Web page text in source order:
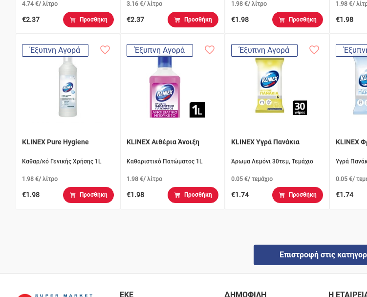
4.74 €/ λίτρο
€2.37 Προσθήκη
3.16 €/ λίτρο
€2.37 Προσθήκη
1.98 €/ λίτρο
€1.98 Προσθήκη
1.98 €/
€1.98
Έξυπνη Αγορά
KLINEX Pure Hygiene
Καθαρ/κό Γενικής Χρήσης 1L
1.98 €/ λίτρο
€1.98 Προσθήκη
Έξυπνη Αγορά
KLINEX Αιθέρια Άνοιξη
Καθαριστικό Πατώματος 1L
1.98 €/ λίτρο
€1.98 Προσθήκη
Έξυπνη Αγορά
KLINEX Υγρά Πανάκια
Άρωμα Λεμόνι 30τεμ, Τεμάχιο
0.05 €/ τεμάχιο
€1.74 Προσθήκη
KLINEX
Υγρά
0.05 €/
€1.74
Επιστροφή στις
ΕΚΕ ΔΗΜΟΦΙΛΗ Η